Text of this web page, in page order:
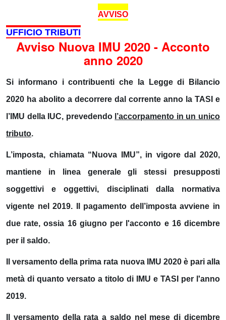
AVVISO
UFFICIO TRIBUTI
Avviso Nuova IMU 2020 - Acconto
anno 2020
Si informano i contribuenti che la Legge di Bilancio
2020 ha abolito a decorrere dal corrente anno la TASI e
l’IMU della IUC, prevedendo l’accorpamento in un unico
tributo.
L’imposta, chiamata “ Nuova IMU”, in vigore dal 2020,
mantiene in linea generale gli stessi presupposti
soggettivi e oggettivi, disciplinati dalla normativa
vigente nel 2019. Il pagamento dell’imposta avviene in
due rate, ossia 16 giugno per l'acconto e16 dicembre
per il saldo.
Il versamento della prima rata nuova IMU 2020 è pari alla
metà di quanto versato a titolo di IMU e TASI per l'anno
2019.
Il versamento della rata a saldo nel mese di dicembre